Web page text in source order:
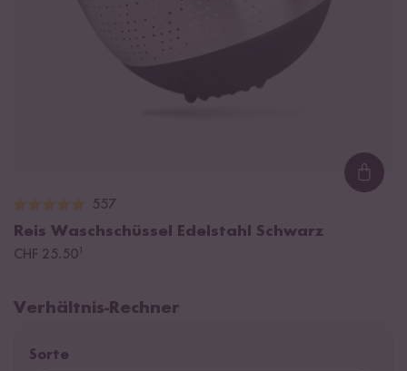
557
Reis Waschschüssel Edelstahl Schwarz
CHF 25.50¹
Verhältnis-Rechner
Sorte